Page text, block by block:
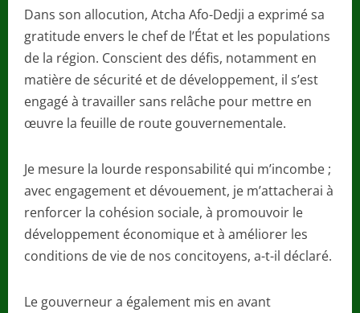
Dans son allocution, Atcha Afo-Dedji a exprimé sa
gratitude envers le chef de l’État et les populations
de la région. Conscient des défis, notamment en
matière de sécurité et de développement, il s’est
engagé à travailler sans relâche pour mettre en
œuvre la feuille de route gouvernementale.
Je mesure la lourde responsabilité qui m’incombe ;
avec engagement et dévouement, je m’attacherai à
renforcer la cohésion sociale, à promouvoir le
développement économique et à améliorer les
conditions de vie de nos concitoyens, a-t-il déclaré.
Le gouverneur a également mis en avant